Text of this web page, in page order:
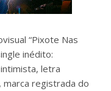
“Pixote Nas
inédito:
intimista, letra
registrada do